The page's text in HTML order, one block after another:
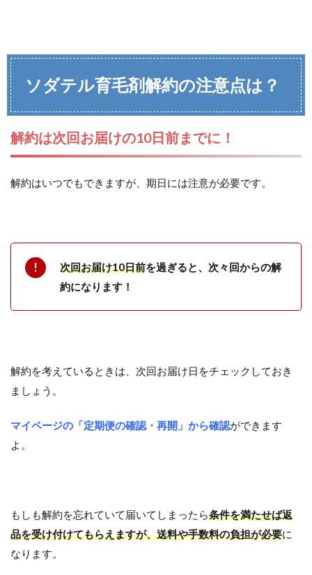
ソダテル育毛剤解約の注意点は？
解約は次回お届けの10日前までに！
解約はいつでもできますが、期日には注意が必要です。
次回お届け10日前を過ぎると、次々回からの解
約になります！
解約を考えているときは、次回お届け日をチェックしておき
ましょう。
マイページの「定期便の確認・再開」から確認ができます
よ。
もしも解約を忘れていて届いてしまったら条件を満たせば返
品を受け付けてもらえますが、送料や手数料の負担が必要に
なります。